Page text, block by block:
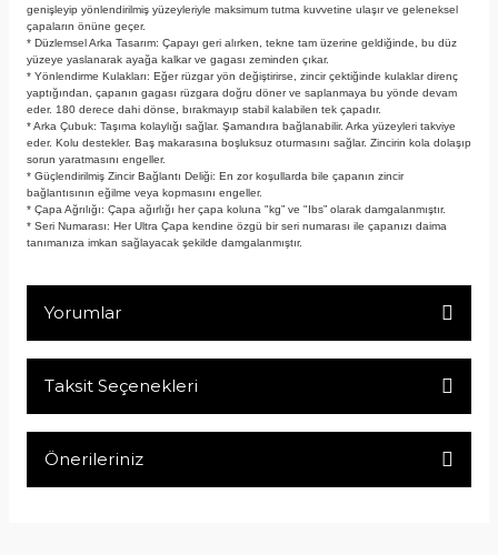
genişleyip yönlendirilmiş yüzeyleriyle maksimum tutma kuvvetine ulaşır ve geleneksel
çapaların önüne geçer.
* Düzlemsel Arka Tasarım: Çapayı geri alırken, tekne tam üzerine geldiğinde, bu düz
yüzeye yaslanarak ayağa kalkar ve gagası zeminden çıkar.
* Yönlendirme Kulakları: Eğer rüzgar yön değiştirirse, zincir çektiğinde kulaklar direnç
yaptığından, çapanın gagası rüzgara doğru döner ve saplanmaya bu yönde devam
eder. 180 derece dahi dönse, bırakmayıp stabil kalabilen tek çapadır.
* Arka Çubuk: Taşıma kolaylığı sağlar. Şamandıra bağlanabilir. Arka yüzeyleri takviye
eder. Kolu destekler. Baş makarasına boşluksuz oturmasını sağlar. Zincirin kola dolaşıp
sorun yaratmasını engeller.
* Güçlendirilmiş Zincir Bağlantı Deliği: En zor koşullarda bile çapanın zincir
bağlantısının eğilme veya kopmasını engeller.
* Çapa Ağrılığı: Çapa ağırlığı her çapa koluna "kg” ve "Ibs” olarak damgalanmıştır.
* Seri Numarası: Her Ultra Çapa kendine özgü bir seri numarası ile çapanızı daima
tanımanıza imkan sağlayacak şekilde damgalanmıştır.
Yorumlar
Taksit Seçenekleri
Önerileriniz